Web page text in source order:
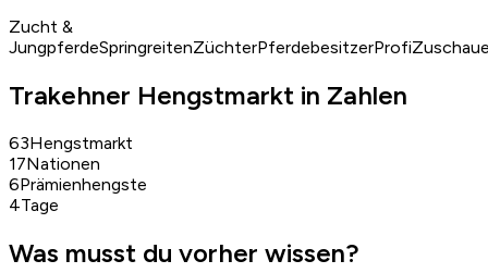
Zucht &
JungpferdeSpringreitenZüchterPferdebesitzerProfi
Trakehner Hengstmarkt in Zahlen
63Hengstmarkt
17Nationen
6Prämienhengste
4Tage
Was musst du vorher wissen?